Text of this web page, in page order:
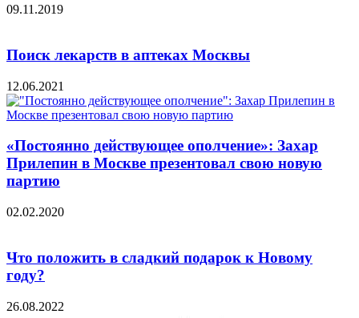
09.11.2019
Поиск лекарств в аптеках Москвы
12.06.2021
«Постоянно действующее ополчение»: Захар
Прилепин в Москве презентовал свою новую
партию
02.02.2020
Что положить в сладкий подарок к Новому
году?
26.08.2022